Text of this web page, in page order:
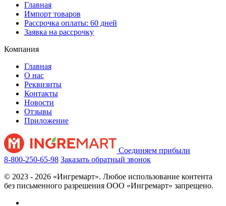
Главная
Импорт товаров
Рассрочка оплаты: 60 дней
Заявка на рассрочку
Компания
Главная
О нас
Реквизиты
Контакты
Новости
Отзывы
Приложение
Соединяем прибыли
8-800-250-65-98 Заказать обратный звонок
© 2023 - 2026 «Ингремарт». Любое использование контента
без письменного разрешения ООО «Ингремарт» запрещено.